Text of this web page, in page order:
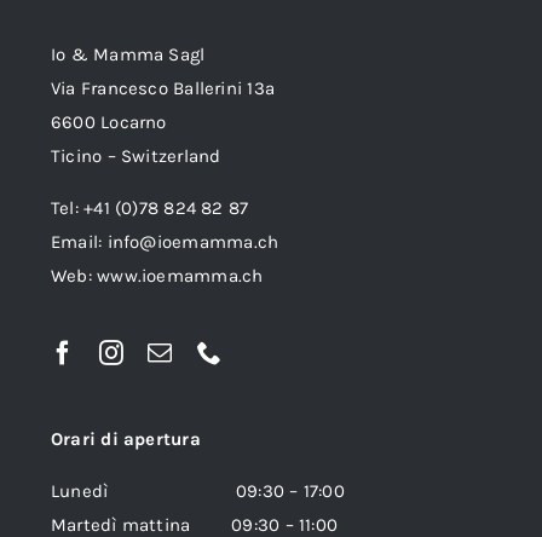
Io & Mamma Sagl
Via Francesco Ballerini 13a
6600 Locarno
Ticino – Switzerland
Tel: +41 (0)78 824 82 87
Email: info@ioemamma.ch
Web:www.ioemamma.ch
Orari di apertura
Lunedì 09:30 – 17:00
Martedì mattina 09:30 – 11:00